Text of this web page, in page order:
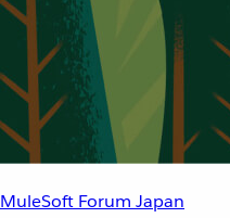
MuleSoft Forum Japan